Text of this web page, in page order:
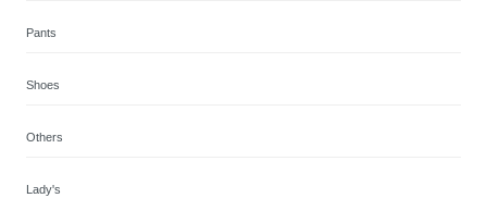
Pants
Shoes
Others
Lady's